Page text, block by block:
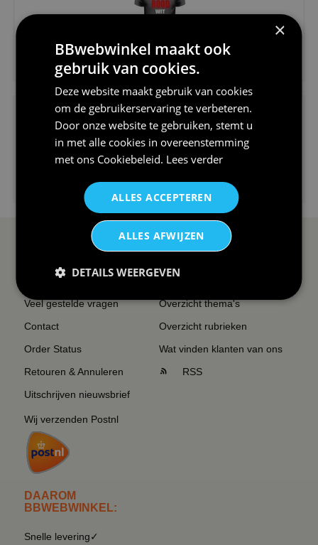
€24,95
V-hals shirt rood wit blauw st...
SERVICE EN INFO
Reviews
Veel gestelde vragen
Contact
Order Status
Retouren & Annuleren
Uitschrijven nieuwsbrief
Wij verzenden Postnl
DAAROM
BBWEBWINKEL:
Snelle levering✓
OVERZICHT
Sitemapping
Overzicht thema's
Overzicht rubrieken
Wat vinden klanten van ons
RSS
×
BBwebwinkel maakt ook
gebruik van cookies.
Deze website maakt gebruik van cookies
om de gebruikerservaring te verbeteren.
Door onze website te gebruiken, stemt u
in met alle cookies in overeenstemming
met ons Cookiebeleid. Lees verder
ALLES ACCEPTEREN
ALLES AFWIJZEN
DETAILS WEERGEVEN